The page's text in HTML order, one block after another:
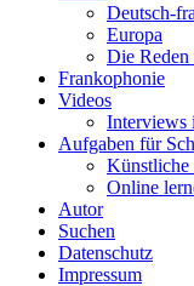
Deutsch-
Europa
Die
Frankophonie
Videos
Interviews
Aufgaben für
Künstliche
Online
Autor
Suchen
Datenschutz
Impressum